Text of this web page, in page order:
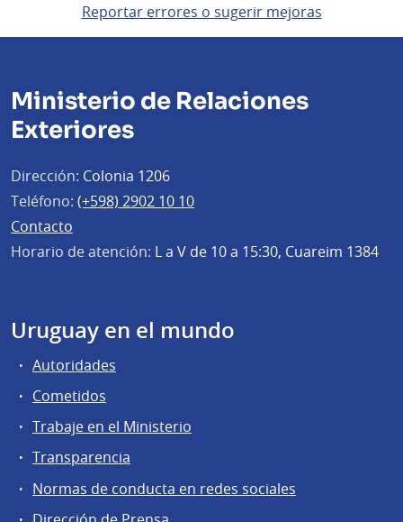
Reportar errores o sugerir mejoras
Ministerio de Relaciones
Exteriores
Dirección: Colonia 1206
Teléfono: (+598) 2902 10 10
Contacto
Horario de atención: L a V de 10 a 15:30, Cuareim 1384
Uruguay en el mundo
Autoridades
Cometidos
Trabaje en el Ministerio
Transparencia
Normas de conducta en redes sociales